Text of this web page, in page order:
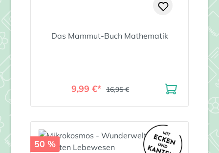
Das Mammut-Buch Mathematik
9,99 €* 16,95 €
50 %